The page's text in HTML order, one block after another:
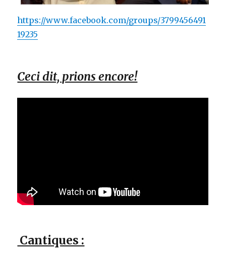
https://www.facebook.com/groups/3799456491
19235
Ceci dit, prions encore!
Cantiques :